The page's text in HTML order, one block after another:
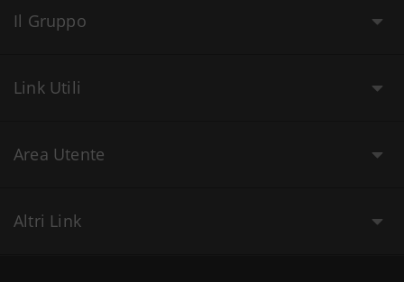
Il Gruppo
Link Utili
Area Utente
Altri Link